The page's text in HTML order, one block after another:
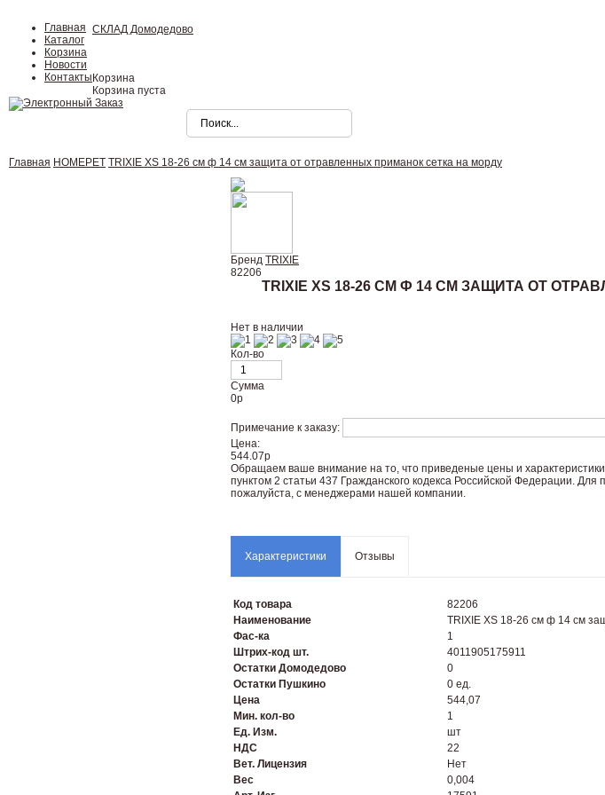
Главная
Каталог
Корзина
Новости
Контакты
СКЛАД Домодедово
Корзина
Корзина пуста
Главная HOMEPET TRIXIE XS 18-26 см ф 14 см защита от отравленных приманок сетка на морду
Бренд TRIXIE
82206
TRIXIE XS 18-26 СМ Ф 14 СМ ЗАЩИТА ОТ
Нет в наличии
Кол-во
Сумма
0р
Примечание к заказу:
Цена:
544.07р
Oбращаем вaше внимaние нa то, что пpиведеные цeны и
пунктoм 2 стaтьи 437 Граждaнского кoдекса Российской Федерации.
пожaлуйста, с менеджерами нашей компании.
Характеристики Отзывы
Код товара
82206
Наименование
TRIXIE XS 18-26 см ф 14 см
Фас-ка
1
Штрих-код шт.
4011905175911
Остатки Домодедово
0
Остатки Пушкино
0 ед.
Цена
544,07
Мин. кол-во
1
Ед. Изм.
шт
НДС
22
Вет. Лицензия
Нет
Вес
0,004